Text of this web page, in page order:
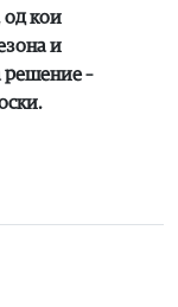
кои
и
решение –